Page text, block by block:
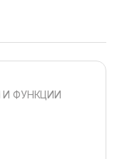
И ФУНКЦИИ